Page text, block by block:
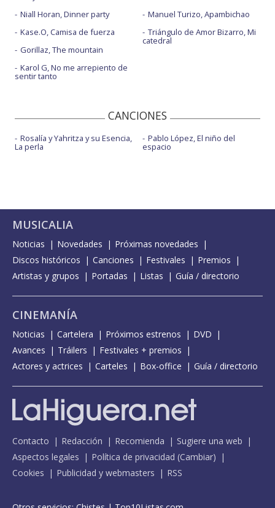
Niall Horan, Dinner party
Kase.O, Camisa de fuerza
Gorillaz, The mountain
Karol G, No me arrepiento de
sentir tanto
Manuel Turizo, Apambichao
Triángulo de Amor Bizarro, Mi
catedral
CANCIONES
Rosalía y Yahritza y su Esencia,
La perla
Pablo López, El niño del
espacio
MUSICALIA
Noticias Novedades
Próximas novedades
Discos históricos
Canciones Festivales
Premios
Artistas y grupos
Portadas Listas Guía / directorio
CINEMANÍA
Noticias Cartelera Próximos estrenos
DVD
Avances
Tráilers
Festivales + premios
Actores y actrices
Carteles Box-office Guía / directorio
Contacto Redacción Recomienda
Sugiere una web
Aspectos legales
Política de privacidad (Cambiar)
Cookies
Publicidad y webmasters RSS